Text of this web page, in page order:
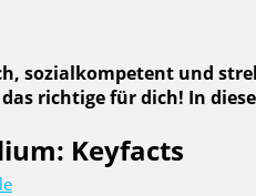
sozialkompetent und
richtige für dich! In
Keyfacts